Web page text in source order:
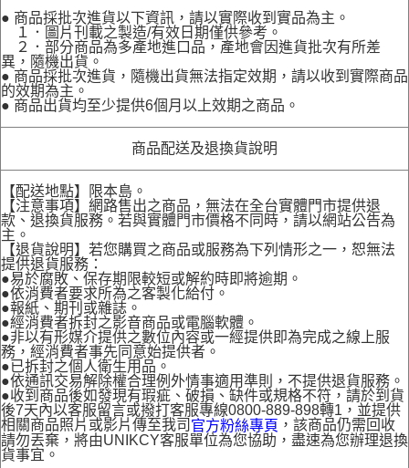
● 商品採批次進貨以下資訊，請以實際收到實品為主。
１．圖片刊載之製造/有效日期僅供參考。
２．部分商品為多產地進口品，產地會因進貨批次有所差
異，隨機出貨。
● 商品採批次進貨，隨機出貨無法指定效期，請以收到實際商品
的效期為主。
● 商品出貨均至少提供6個月以上效期之商品。
商品配送及退換貨說明
【配送地點】限本島。
【注意事項】網路售出之商品，無法在全台實體門市提供退
款、退換貨服務。若與實體門市價格不同時，請以網站公告為
主。
【退貨說明】若您購買之商品或服務為下列情形之一，恕無法
提供退貨服務：
●易於腐敗、保存期限較短或解約時即將逾期。
●依消費者要求所為之客製化給付。
●報紙、期刊或雜誌。
●經消費者拆封之影音商品或電腦軟體。
●非以有形媒介提供之數位內容或一經提供即為完成之線上服
務，經消費者事先同意始提供者。
●已拆封之個人衛生用品。
●依通訊交易解除權合理例外情事適用準則，不提供退貨服務。
●收到商品後如發現有瑕疵、破損、缺件或規格不符，請於到貨
後7天內以客服留言或撥打客服專線0800-889-898轉1，並提供
相關商品照片或影片傳至我司 官方粉絲專頁 ，該商品仍需回收
請勿丟棄，將由UNIKCY客服單位為您協助，盡速為您辦理退換
貨事宜。